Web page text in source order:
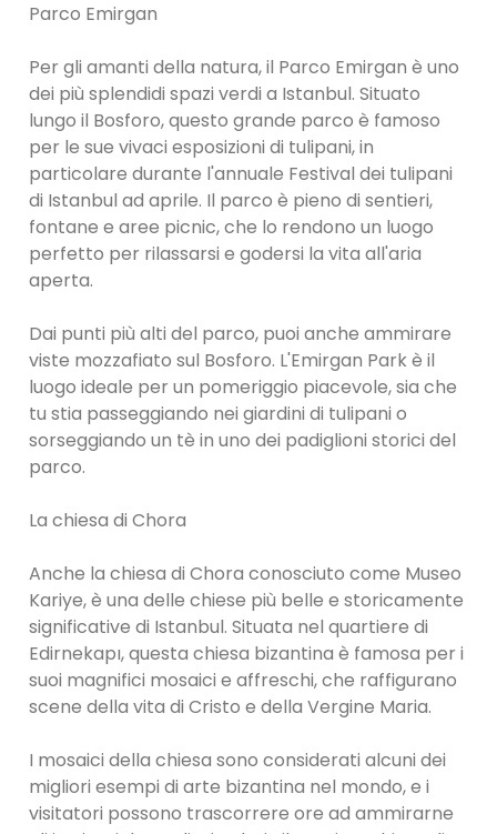
Parco Emirgan
Per gli amanti della natura, il Parco Emirgan è uno
dei più splendidi spazi verdi a Istanbul. Situato
lungo il Bosforo, questo grande parco è famoso
per le sue vivaci esposizioni di tulipani, in
particolare durante l'annuale Festival dei tulipani
di Istanbul ad aprile. Il parco è pieno di sentieri,
fontane e aree picnic, che lo rendono un luogo
perfetto per rilassarsi e godersi la vita all'aria
aperta.
Dai punti più alti del parco, puoi anche ammirare
viste mozzafiato sul Bosforo. L'Emirgan Park è il
luogo ideale per un pomeriggio piacevole, sia che
tu stia passeggiando nei giardini di tulipani o
sorseggiando un tè in uno dei padiglioni storici del
parco.
La chiesa di Chora
Anche la chiesa di Chora conosciuto come Museo
Kariye, è una delle chiese più belle e storicamente
significative di Istanbul. Situata nel quartiere di
Edirnekapı, questa chiesa bizantina è famosa per i
suoi magnifici mosaici e affreschi, che raffigurano
scene della vita di Cristo e della Vergine Maria.
I mosaici della chiesa sono considerati alcuni dei
migliori esempi di arte bizantina nel mondo, e i
visitatori possono trascorrere ore ad ammirarne